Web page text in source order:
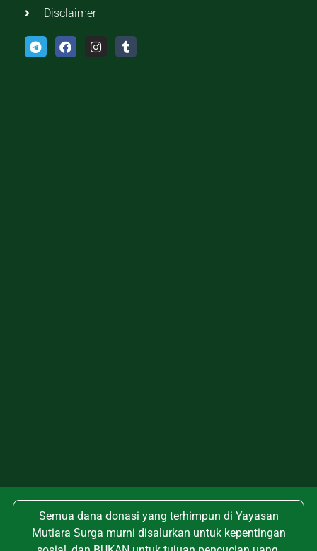
Disclaimer
Semua dana donasi yang terhimpun di Yayasan
Mutiara Surga murni disalurkan untuk kepentingan